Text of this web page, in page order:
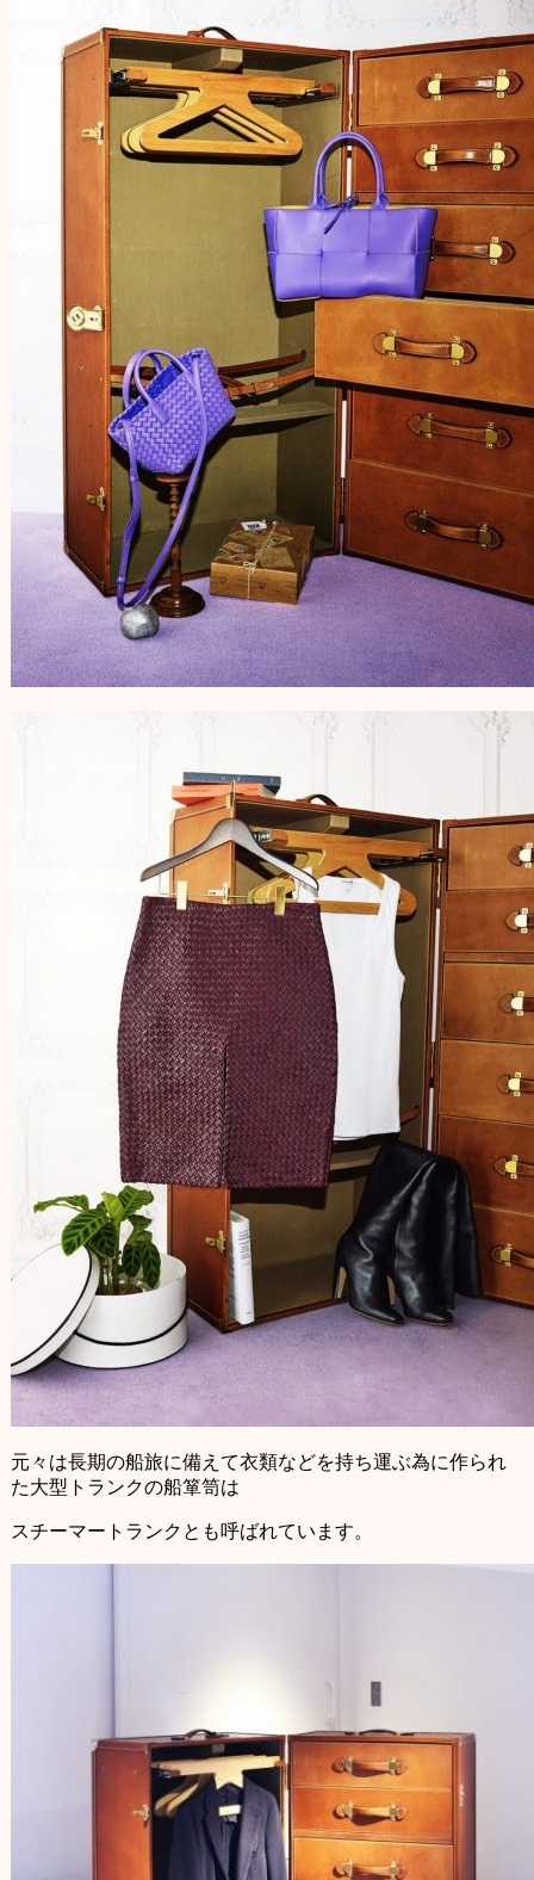
元々は長期の船旅に備えて衣類などを持ち運ぶ為に作られ
た大型トランクの船箪笥は
スチーマートランクとも呼ばれています。